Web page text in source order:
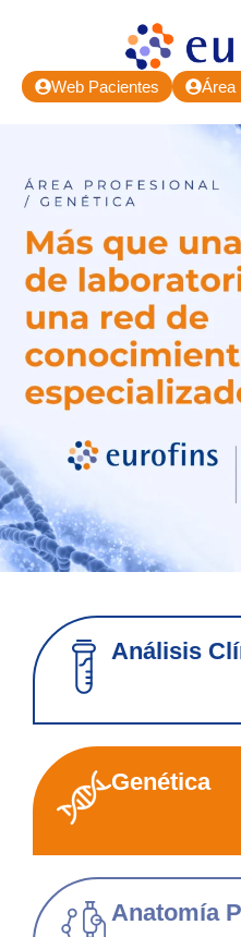
Web Pacientes Área
Análisis
Genética
Anatomía